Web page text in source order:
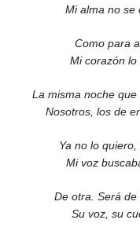
Mi alma no se
Como para
Mi corazón lo
La misma noche que
Nosotros, los de
Ya no lo
Mi voz
De otra. Será de
Su voz, su